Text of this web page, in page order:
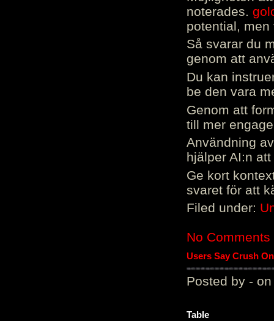
noterades.
potential, men
Så svarar du
genom att
Du kan
be den vara
Genom att
till mer
Användning
hjälper AI:n
Ge kort
svaret för att
Filed under:
No Comments
Users Say Crush
Posted by - on
Table